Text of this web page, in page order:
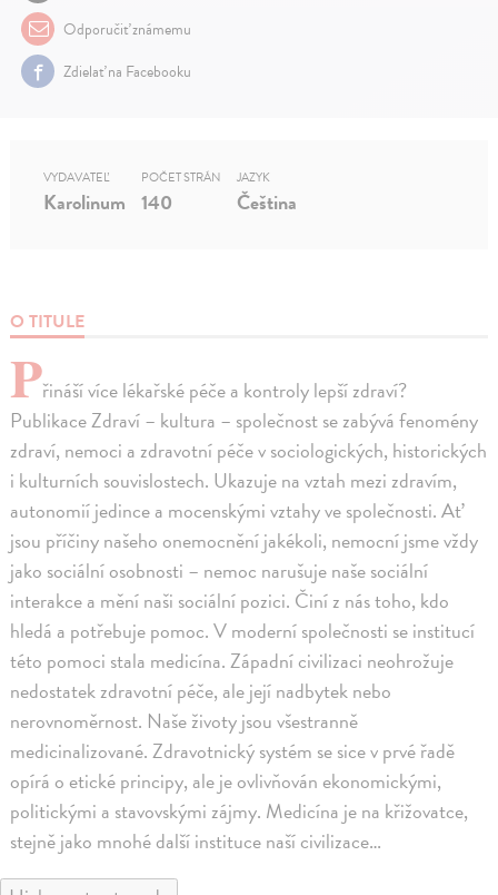
Odporučiť známemu
Zdielať na Facebooku
O TITULE
Přináší více lékařské péče a kontroly lepší zdraví?
Publikace Zdraví – kultura – společnost se zabývá fenomény
zdraví, nemoci a zdravotní péče v sociologických, historických
i kulturních souvislostech. Ukazuje na vztah mezi zdravím,
autonomií jedince a mocenskými vztahy ve společnosti. Ať
jsou příčiny našeho onemocnění jakékoli, nemocní jsme vždy
jako sociální osobnosti – nemoc narušuje naše sociální
interakce a mění naši sociální pozici. Činí z nás toho, kdo
hledá a potřebuje pomoc. V moderní společnosti se institucí
této pomoci stala medicína. Západní civilizaci neohrožuje
nedostatek zdravotní péče, ale její nadbytek nebo
nerovnoměrnost. Naše životy jsou všestranně
medicinalizované. Zdravotnický systém se sice v prvé řadě
opírá o etické principy, ale je ovlivňován ekonomickými,
politickými a stavovskými zájmy. Medicína je na křižovatce,
stejně jako mnohé další instituce naší civilizace…
VYDAVATEĽ
Karolinum
POČET STRÁN
140
JAZYK
Čeština